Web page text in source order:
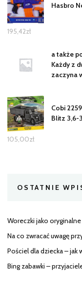
Hasbro
195,42zł
a także
Każdy z
zaczyna
Cobi
Blitz 3,6-
105,00zł
OSTATNIE
Woreczki jako
Na co zwracać uwagę
Pościel dla dziecka – jak
Bing zabawki –